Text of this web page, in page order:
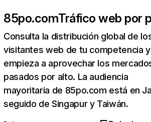
85po.comTráfico web por
Consulta la distribución global de
visitantes web de tu competencia y
empieza a aprovechar los
pasados por alto. La audiencia
mayoritaria de 85po.com está en
seguido de Singapur y Taiwán.